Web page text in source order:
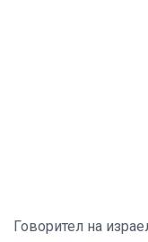
Говорител на